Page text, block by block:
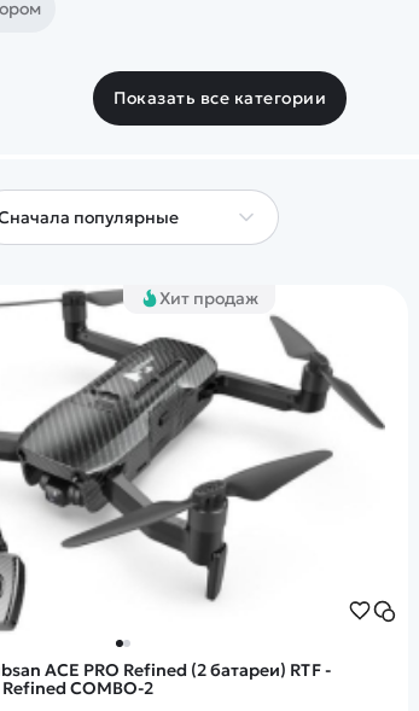
Показать все категории
Хит продаж
ACE PRO Refined (2 батареи) RTF -
Refined COMBO-2